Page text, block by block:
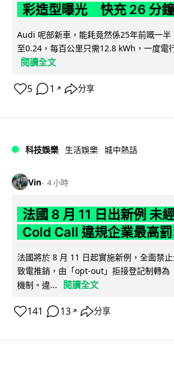
彩造型曝光 快充 26 分
Audi 呢部新車，能耗竟然係25年前嘅一
至0.24，每百公里只需12.8 kWh，一度電
閱讀全文
5 1 ↗ 分享
科技娛樂 生活娛樂 城中熱話
Vin 4 小時
法國 8 月 11 日出新例 未
Cold Call 違規企業最高
法國將於 8 月 11 日起實施新例，全面禁
致電推銷，由「opt-out」拒接登記制轉為
機制。違...
閱讀全文
141 13 ↗ 分享